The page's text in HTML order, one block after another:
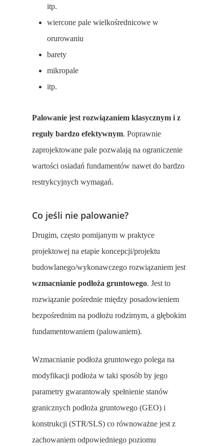
itp.
wiercone pale wielkośrednicowe w
orurowaniu
barety
mikropale
itp.
Palowanie jest rozwiązaniem klasycznym i z
reguły bardzo efektywnym. Poprawnie
zaprojektowane pale pozwalają na ograniczenie
wartości osiadań fundamentów nawet do bardzo
restrykcyjnych wymagań.
Co jeśli nie palowanie?
Drugim, często pomijanym w praktyce
projektowej na etapie koncepcji/projektu
budowlanego/wykonawczego rozwiązaniem jest
wzmacnianie podłoża gruntowego. Jest to
rozwiązanie pośrednie między posadowieniem
bezpośrednim na podłożu rodzimym, a głębokim
fundamentowaniem (palowaniem).
Wzmacnianie podłoża gruntowego polega na
modyfikacji podłoża w taki sposób by jego
parametry gwarantowały spełnienie stanów
granicznych podłoża gruntowego (GEO) i
konstrukcji (STR/SLS) co równoważne jest z
zachowaniem odpowiedniego poziomu